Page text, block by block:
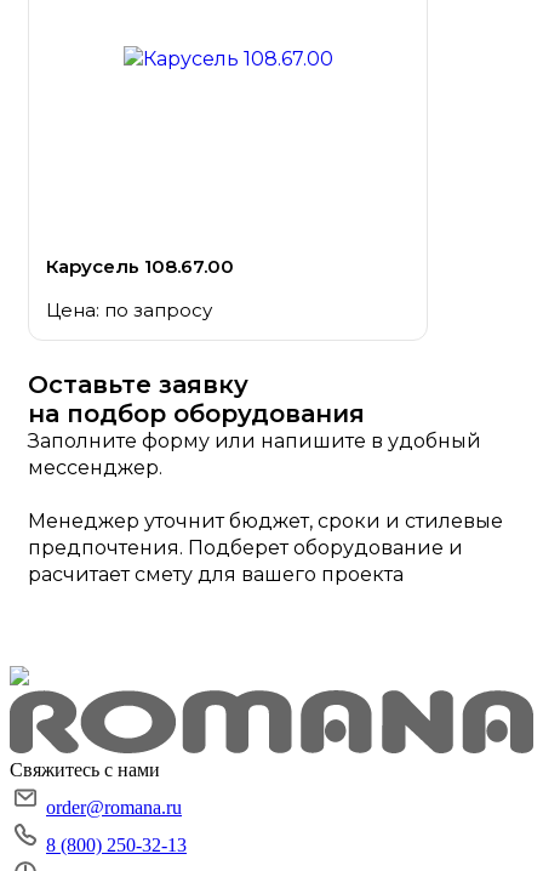
Карусель 108.67.00
Цена: по запросу
Оставьте заявку
на подбор оборудования
Заполните форму или напишите в удобный
мессенджер.
Менеджер уточнит бюджет, сроки и стилевые
предпочтения. Подберет оборудование и
расчитает смету для вашего проекта
Свяжитесь с нами
order@romana.ru
8 (800) 250-32-13